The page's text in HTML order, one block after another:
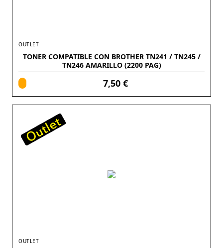
OUTLET
TONER COMPATIBLE CON BROTHER TN241 / TN245 /
TN246 AMARILLO (2200 PAG)
7,50 €
OUTLET